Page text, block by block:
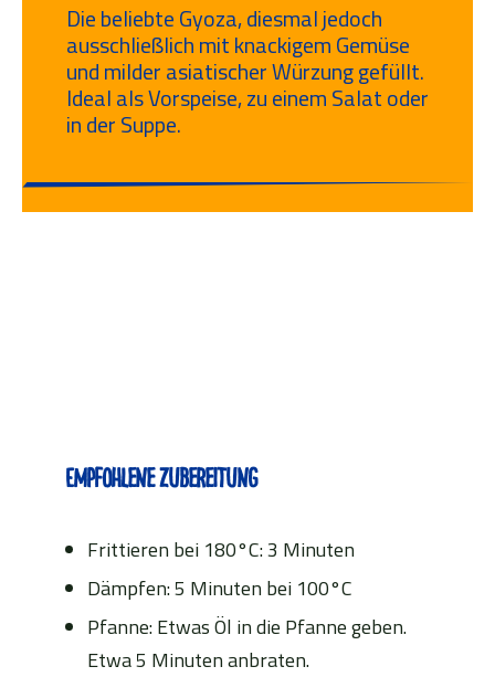
Die beliebte Gyoza, diesmal jedoch
ausschließlich mit knackigem Gemüse
und milder asiatischer Würzung gefüllt.
Ideal als Vorspeise, zu einem Salat oder
in der Suppe.
Empfohlene Zubereitung
Frittieren bei 180°C: 3 Minuten
Dämpfen: 5 Minuten bei 100°C
Pfanne: Etwas Öl in die Pfanne geben.
Etwa 5 Minuten anbraten.